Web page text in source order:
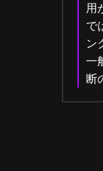
用
で
ン
一
断